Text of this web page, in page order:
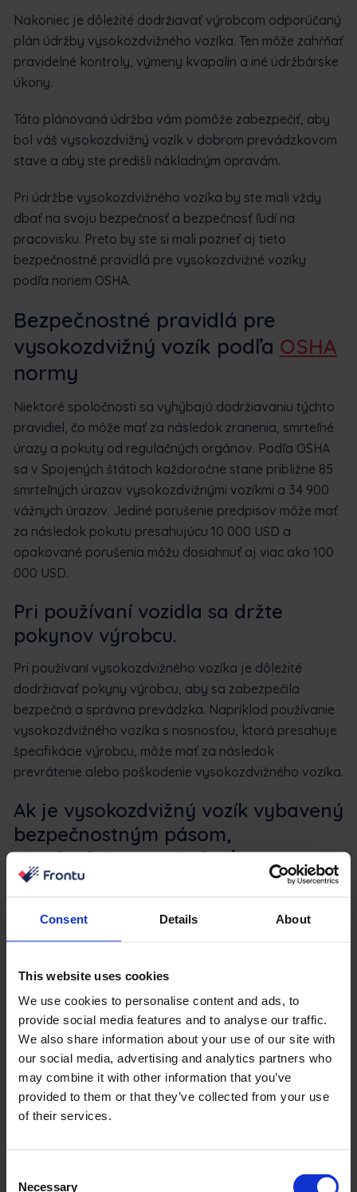
Consent Details About
This website uses cookies
We use cookies to personalise content and ads, to
provide social media features and to analyse our traffic.
We also share information about your use of our site with
our social media, advertising and analytics partners who
may combine it with other information that you’ve
provided to them or that they’ve collected from your use
of their services.
Necessary
Nakoniec je dôležité dodržiavať výrobcom odporúčaný
plán údržby vysokozdvižného vozíka. Ten môže zahŕňať
pravidelné kontroly, výmeny kvapalín a iné údržbárske
úkony.
Táto plánovaná údržba vám pomôže zabezpečiť, aby
bol váš vysokozdvižný vozík v dobrom prevádzkovom
stave a aby ste predišli nákladným opravám.
Pri údržbe vysokozdvižného vozíka by ste mali vždy
dbať na svoju bezpečnosť a bezpečnosť ľudí na
pracovisku. Preto by ste si mali pozrieť aj tieto
bezpečnostné pravidlá pre vysokozdvižné vozíky
podľa noriem OSHA.
Bezpečnostné pravidlá pre
vysokozdvižný vozík podľa OSHA
normy
Niektoré spoločnosti sa vyhýbajú dodržiavaniu týchto
pravidiel, čo môže mať za následok zranenia, smrteľné
úrazy a pokuty od regulačných orgánov. Podľa OSHA
sa v Spojených štátoch každoročne stane približne 85
smrteľných úrazov vysokozdvižnými vozíkmi a 34 900
vážnych úrazov. Jediné porušenie predpisov môže mať
za následok pokutu presahujúcu 10 000 USD a
opakované porušenia môžu dosiahnuť aj viac ako 100
000 USD.
Pri používaní vozidla sa držte
pokynov výrobcu.
Pri používaní vysokozdvižného vozíka je dôležité
dodržiavať pokyny výrobcu, aby sa zabezpečila
bezpečná a správna prevádzka. Napríklad používanie
vysokozdvižného vozíka s nosnosťou, ktorá presahuje
špecifikácie výrobcu, môže mať za následok
prevrátenie alebo poškodenie vysokozdvižného vozíka.
Ak je vysokozdvižný vozík vybavený
bezpečnostným pásom,
nezabudnite sa pripútať.
Podľa OSHA môže používanie bezpečnostných pásov
zabrániť tomu, aby obsluhu počas prevrátenia
že 42 % smrteľných úrazov vysokozdvižných vozíkov je
spôsobených tým, že obsluha je rozdrvená alebo
pritlačená prevráteným vysokozdvižným vozíkom.
Neprekračujte hmotnostný limit a
vždy udržujte náklad stabilný a
vyvážený.
vysokozdvižného vozíka alebo pád nákladu, čo môže